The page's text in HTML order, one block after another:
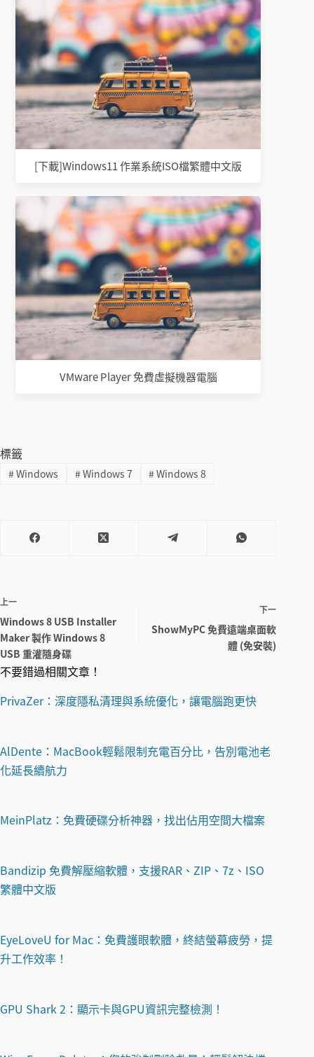
[下載]Windows11 作業系統ISO檔繁體中文版
VMware Player 免費虛擬機器電腦
標籤
#Windows #Windows 7 #Windows 8
上一
Windows 8 USB Installer
Maker 製作 Windows 8
USB 重灌隨身碟
下一
ShowMyPC 免費遠端桌面軟
體 (免安裝)
不要錯過相關文章！
PrivaZer：深度隱私清理與系統優化，讓電腦跑更快
AlDente：MacBook輕鬆限制充電百分比，告別電池老
化延長續航力
MeinPlatz：免費硬碟分析神器，找出佔用空間大檔案
Bandizip 免費解壓縮軟體，支援RAR、ZIP、7z、ISO
繁體中文版
EyeLoveU for Mac：免費護眼軟體，終結螢幕疲勞，提
升工作效率！
GPU Shark 2：顯示卡與GPU資訊完整檢測！